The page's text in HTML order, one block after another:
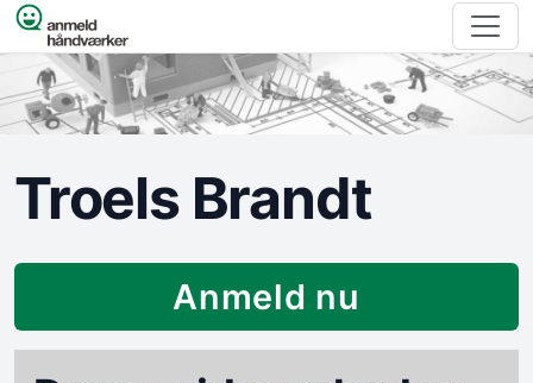
Spring til indhold
Troels Brandt
Anmeld nu